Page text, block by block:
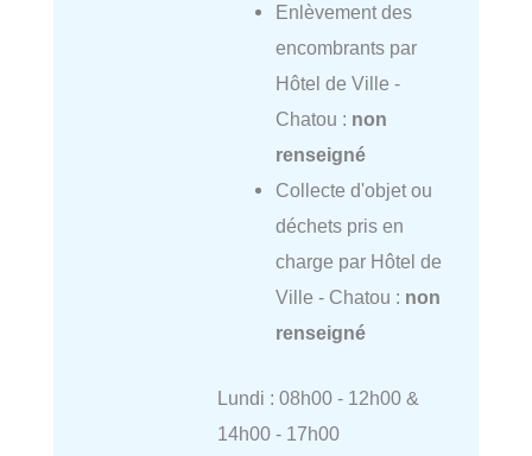
Enlèvement des
encombrants par
Hôtel de Ville -
Chatou : non
renseigné
Collecte d'objet ou
déchets pris en
charge par Hôtel de
Ville - Chatou : non
renseigné
Lundi : 08h00 - 12h00 &
14h00 - 17h00